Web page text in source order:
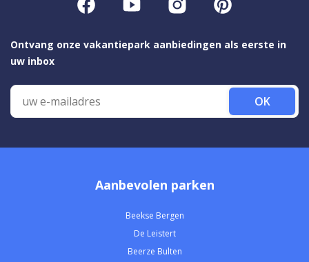
Ontvang onze vakantiepark aanbiedingen als eerste in
uw inbox
OK
Aanbevolen parken
Beekse Bergen
De Leistert
Beerze Bulten